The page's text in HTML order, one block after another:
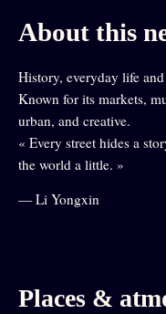
About this
History, everyday life
Known for its markets,
urban, and creative.
« Every street hides a
the world a little. »
— Li Yongxin
Places &